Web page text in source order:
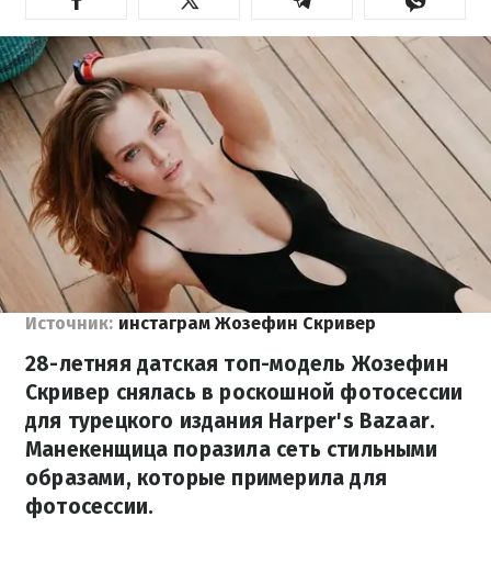
Источник: инстаграм Жозефин Скривер
28-летняя датская топ-модель Жозефин
Скривер снялась в роскошной фотосессии
для турецкого издания Harper's Bazaar.
Манекенщица поразила сеть стильными
образами, которые примерила для
фотосессии.